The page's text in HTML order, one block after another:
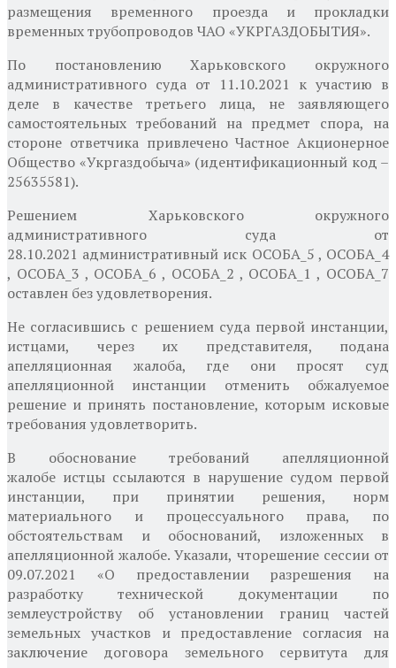
размещения временного проезда и прокладки
временных трубопроводов ЧАО «УКРГАЗДОБЫТИЯ».
По постановлению Харьковского окружного
административного суда от 11.10.2021 к участию в
деле в качестве третьего лица, не заявляющего
самостоятельных требований на предмет спора, на
стороне ответчика привлечено Частное Акционерное
Общество «Укргаздобыча» (идентификационный код –
25635581).
Решением Харьковского окружного
административного суда от
28.10.2021 административный иск ОСОБА_5 , ОСОБА_4
, ОСОБА_3 , ОСОБА_6 , ОСОБА_2 , ОСОБА_1 , ОСОБА_7
оставлен без удовлетворения.
Не согласившись с решением суда первой инстанции,
истцами, через их представителя, подана
апелляционная жалоба, где они просят суд
апелляционной инстанции отменить обжалуемое
решение и принять постановление, которым исковые
требования удовлетворить.
В обоснование требований апелляционной
жалобе истцы ссылаются в нарушение судом первой
инстанции, при принятии решения, норм
материального и процессуального права, по
обстоятельствам и обоснований, изложенных в
апелляционной жалобе. Указали, чторешение сессии от
09.07.2021 «О предоставлении разрешения на
разработку технической документации по
землеустройству об установлении границ частей
земельных участков и предоставление согласия на
заключение договора земельного сервитута для